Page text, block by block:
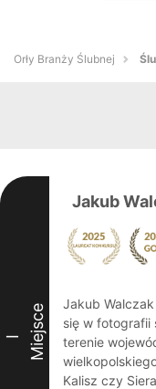
Orły Branży Ślubnej
I Miejsce
Jakub
Jakub
się w fotografii
terenie
Kalisz czy